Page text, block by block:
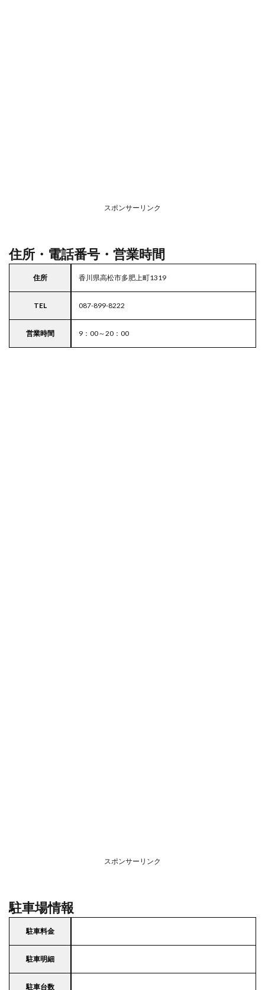
スポンサーリンク
住所・電話番号・営業時間
住所 香川県高松市多肥上町1319
TEL 087-899-8222
営業時間 9：00～20：00
スポンサーリンク
駐車場情報
駐車料金
駐車明細
駐車台数